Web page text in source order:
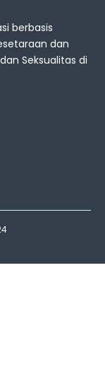
berbasis
dan
Seksualitas di